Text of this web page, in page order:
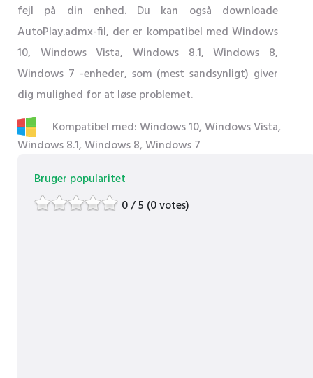
fejl på din enhed. Du kan også downloade
AutoPlay.admx-fil, der er kompatibel med Windows
10, Windows Vista, Windows 8.1, Windows 8,
Windows 7 -enheder, som (mest sandsynligt) giver
dig mulighed for at løse problemet.
Kompatibel med: Windows 10, Windows Vista,
Windows 8.1, Windows 8, Windows 7
Bruger popularitet
0 / 5 (0 votes)